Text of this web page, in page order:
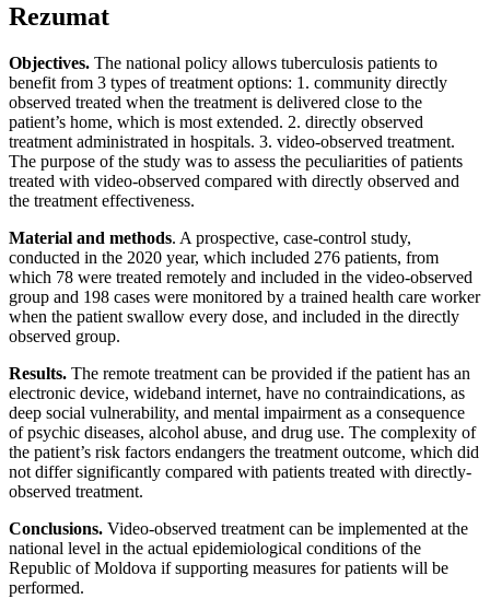
Rezumat
Objectives. The national policy allows tuberculosis patients to
benefit from 3 types of treatment options: 1. community directly
observed treated when the treatment is delivered close to the
patient’s home, which is most extended. 2. directly observed
treatment administrated in hospitals. 3. video-observed treatment.
The purpose of the study was to assess the peculiarities of patients
treated with video-observed compared with directly observed and
the treatment effectiveness.
Material and methods. A prospective, case-control study,
conducted in the 2020 year, which included 276 patients, from
which 78 were treated remotely and included in the video-observed
group and 198 cases were monitored by a trained health care worker
when the patient swallow every dose, and included in the directly
observed group.
Results. The remote treatment can be provided if the patient has an
electronic device, wideband internet, have no contraindications, as
deep social vulnerability, and mental impairment as a consequence
of psychic diseases, alcohol abuse, and drug use. The complexity of
the patient’s risk factors endangers the treatment outcome, which did
not differ significantly compared with patients treated with directly-
observed treatment.
Conclusions. Video-observed treatment can be implemented at the
national level in the actual epidemiological conditions of the
Republic of Moldova if supporting measures for patients will be
performed.